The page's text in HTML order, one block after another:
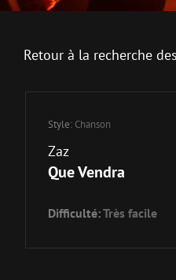
Retour à la recherche
Style: Chanson
Zaz
Que Vendra
Difficulté:Très facile